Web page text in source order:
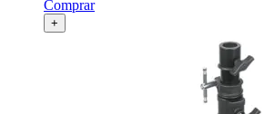
Comprar
+